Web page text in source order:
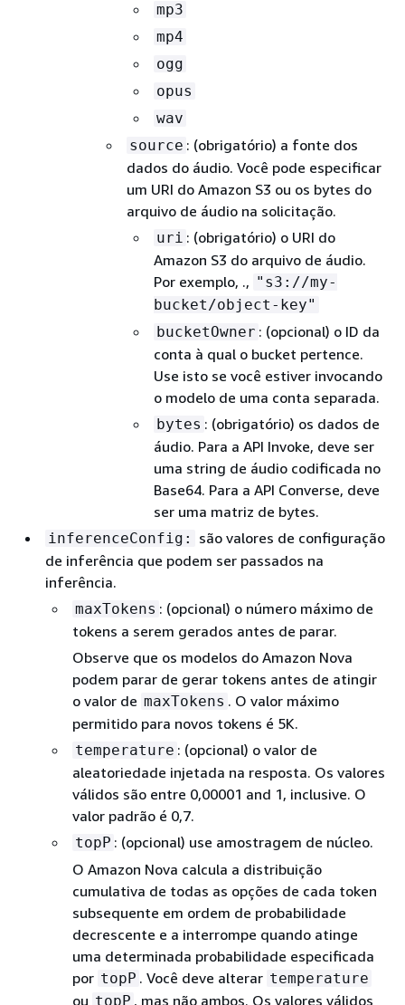
mp3
mp4
ogg
opus
wav
source : (obrigatório) a fonte dos
dados do áudio. Você pode especificar
um URI do Amazon S3 ou os bytes do
arquivo de áudio na solicitação.
uri : (obrigatório) o URI do
Amazon S3 do arquivo de áudio.
Por exemplo, ., "s3://my-
bucket/object-key"
bucketOwner : (opcional) o ID da
conta à qual o bucket pertence.
Use isto se você estiver invocando
o modelo de uma conta separada.
bytes : (obrigatório) os dados de
áudio. Para a API Invoke, deve ser
uma string de áudio codificada no
Base64. Para a API Converse, deve
ser uma matriz de bytes.
inferenceConfig:
são valores de configuração
de inferência que podem ser passados na
inferência.
maxTokens : (opcional) o número máximo de
tokens a serem gerados antes de parar.
Observe que os modelos do Amazon Nova
podem parar de gerar tokens antes de atingir
o valor de maxTokens . O valor máximo
permitido para novos tokens é 5K.
temperature : (opcional) o valor de
aleatoriedade injetada na resposta. Os valores
válidos são entre 0,00001 and 1, inclusive. O
valor padrão é 0,7.
topP : (opcional) use amostragem de núcleo.
O Amazon Nova calcula a distribuição
cumulativa de todas as opções de cada token
subsequente em ordem de probabilidade
decrescente e a interrompe quando atinge
uma determinada probabilidade especificada
por topP . Você deve alterar temperature
ou topP , mas não ambos. Os valores válidos